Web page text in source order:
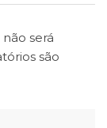
será
são